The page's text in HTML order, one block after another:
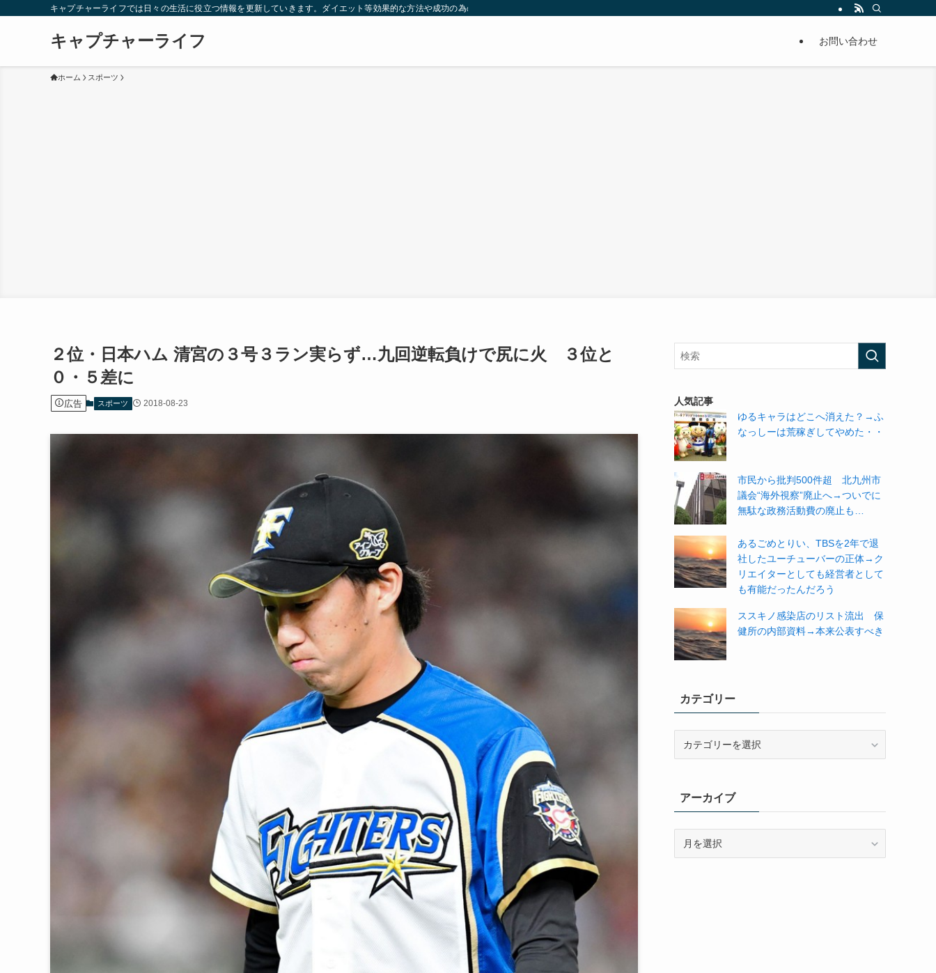
キャプチャーライフでは日々の生活に役立つ情報を更新していきます。ダイエット等効果的な方法や成功の為の秘訣等。太ったり悩んでいる方々が簡単に痩せることが出来るように分かりやすくまとめています。
キャプチャーライフ お問い合わせ
ホーム スポーツ
２位・日本ハム 清宮の３号３ラン実らず…九回逆転負けで尻に火 ３位と
０・５差に
広告 スポーツ 2018-08-23
人気記事
ゆるキャラはどこへ消えた？→ふ
なっしーは荒稼ぎしてやめた・・
市民から批判500件超 北九州市
議会“海外視察”廃止へ→ついでに
無駄な政務活動費の廃止も…
あるごめとりい、TBSを2年で退
社したユーチューバーの正体→ク
リエイターとしても経営者として
も有能だったんだろう
ススキノ感染店のリスト流出 保
健所の内部資料→本来公表すべき
カテゴリー
ーアーカイブ